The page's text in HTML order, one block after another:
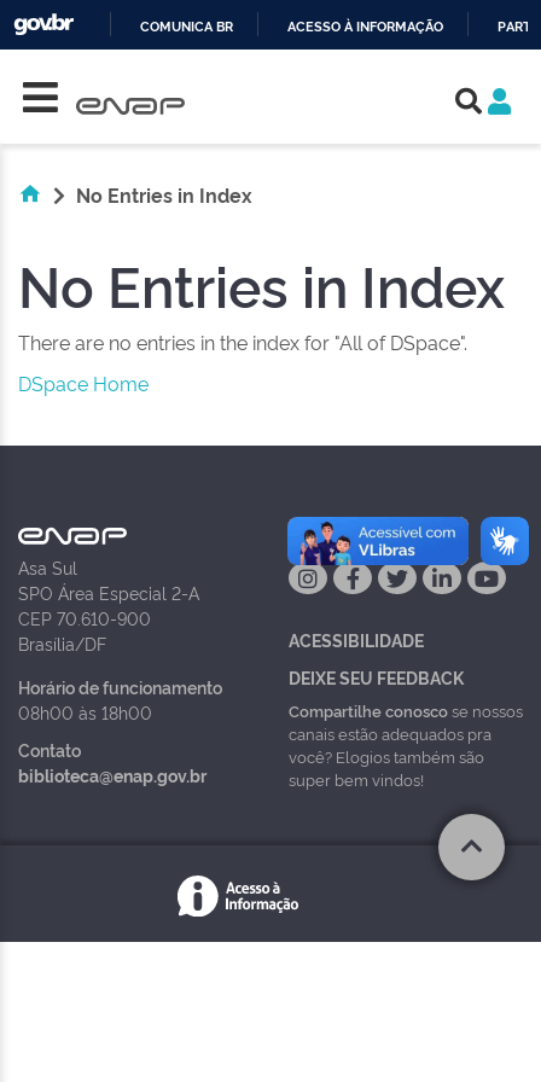
COMUNICA BR ACESSO À INFORMAÇÃO
No Entries in Index
No Entries in Index
There are no entries in the index for "All of DSpace".
DSpace Home
Asa Sul
SPO Área Especial 2-A
CEP 70.610-900
Brasília/DF
Horário de funcionamento
08h00 às 18h00
Contato
biblioteca@enap.gov.br
NAS REDES
ACESSIBILIDADE
DEIXE SEU FEEDBACK
Compartilhe conoscose nossos
canais estão adequados pra
você? Elogios também são
super bem vindos!